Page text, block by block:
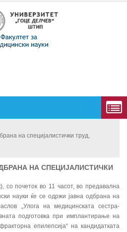
на специјалистички труд,
НА СПЕЦИЈАЛИСТИЧКИ
со почеток во 11 часот, во предавална
науки ќе се одржи јавна одбрана на
„Улога на медицинската сестра-
подготовка при имплантирање на
епилепсија“ на кандидатката